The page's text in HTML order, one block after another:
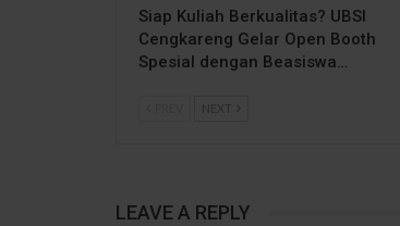
Siap Kuliah Berkualitas? UBSI
Cengkareng Gelar Open Booth
Spesial dengan Beasiswa…
NEXT
LEAVE A REPLY